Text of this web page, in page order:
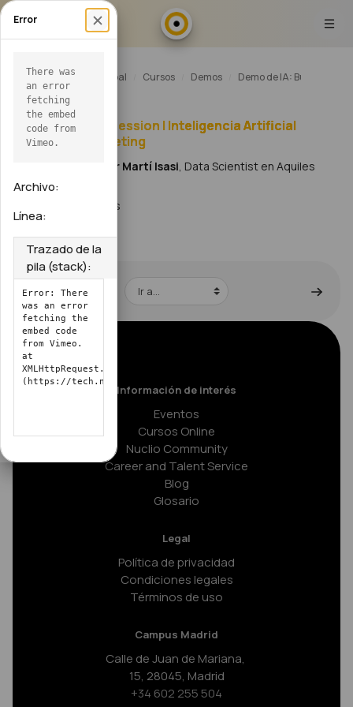
Salta al contenido principal
Abrir índice del curso
Página Principal Cursos Demos Demo de IA: Business &
Ejemplo de Live Session | Inteligencia Artificial
aplicada al Marketing
Javier Martí Isasi, Data Scientist en Aquiles
Solutions
Duración: 31 minutos
Ir a...
Información de interés
Eventos
Cursos Online
Nuclio Community
Career and Talent Service
Blog
Glosario
Legal
Política de privacidad
Condiciones legales
Términos de uso
Campus Madrid
Calle de Juan de Mariana,
15, 28045, Madrid
+34 602 255 504
Error
There was
an error
fetching
the embed
code from
Vimeo.
Archivo:
Línea:
Trazado de la
pila (stack):
Error: There
was an error
fetching the
embed code
from Vimeo.
at
XMLHttpRequest.o.onerror
(https://tech.nuclio.school/lib/requirejs.php/1738068337/